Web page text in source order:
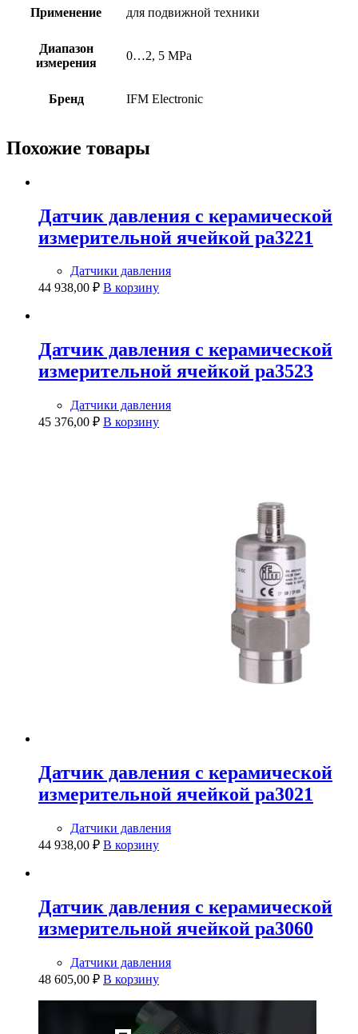
Применение для подвижной техники
Диапазон
измерения
0…2, 5 MPa
Бренд IFM Electronic
Похожие товары
Датчик давления с керамической
измерительной ячейкой pa3221
Датчики давления
44 938,00 ₽ В корзину
Датчик давления с керамической
измерительной ячейкой pa3523
Датчики давления
45 376,00 ₽ В корзину
Датчик давления с керамической
измерительной ячейкой pa3021
Датчики давления
44 938,00 ₽ В корзину
Датчик давления с керамической
измерительной ячейкой pa3060
Датчики давления
48 605,00 ₽ В корзину